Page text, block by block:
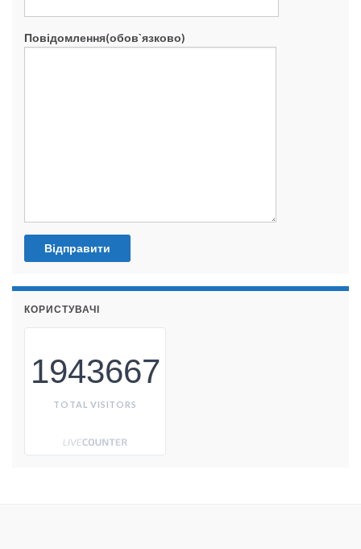
Повідомлення(обов`язково)
КОРИСТУВАЧІ
1943667
TOTAL VISITORS